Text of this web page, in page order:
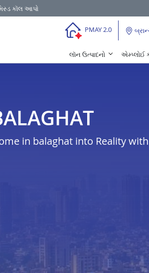
કૉલ આપો
PMAY 2.0
લૉન ઉત્પાદનો એમ્પ્લોઈ
in balaghat into Reality